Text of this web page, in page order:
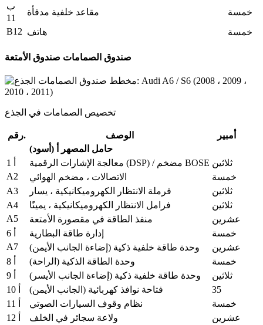
ب
11
مقاعد خلفية مدفأة
خمسة
B12 هاتف خمسة
صندوق الصمامات صندوق الأمتعة
تخصيص الصمامات في الجذع
رقم. الوصف
أمبير
حامل المصهر أ (أسود)
معالجة الإشارات الرقمية (DSP) / مضخم BOSE ثلاثين
A2
الاتصالات ، مضخم الهوائي
خمسة
A3
فرملة الانتظار الكهروميكانيكية ، يسار
ثلاثين
A4
فرامل الانتظار الكهروميكانيكية ، يمينًا
ثلاثين
A5
منفذ الطاقة في مقصورة الأمتعة
عشرين
إدارة طاقة البطارية
خمسة
A7
وحدة طاقة خلفية ذكية (إضاءة الجانب الأيمن)
عشرين
وحدة الطاقة الذكية (الراحة)
خمسة
وحدة طاقة خلفية ذكية (إضاءة الجانب الأيسر)
ثلاثين
فتاحة نوافذ كهربائية (الجانب الأيمن)
35
نظام وقوف السيارات الصوتي
خمسة
ولاعة سجائر في الخلف
عشرين